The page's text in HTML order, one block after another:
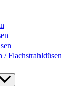
/ Flachstrahldüsen